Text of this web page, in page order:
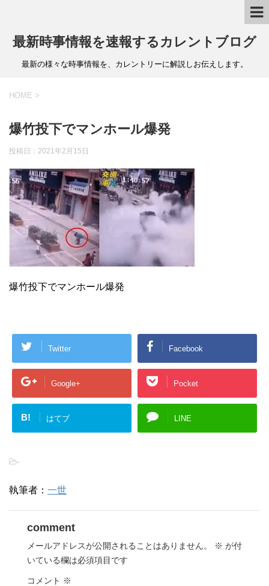
最新時事情報を速報するカレントブログ
最新の様々な時事情報を、カレントリーに解説しお伝えします。
HOME >
爆竹投下でマンホール爆発
投稿日： 2021年2月15日
爆竹投下でマンホール爆発
Twitter Facebook
Google+ Pocket
B! はてブ LINE
-
執筆者： 一世
comment
メールアドレスが公開されることはありません。 ※ が付
いている欄は必須項目です
コメント ※